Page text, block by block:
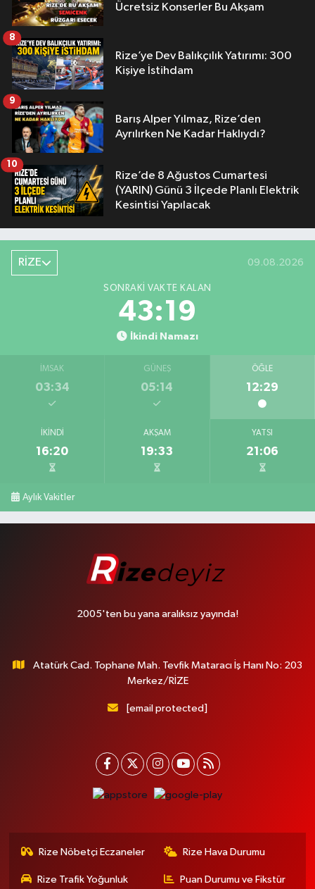
Ücretsiz Konserler Bu Akşam
Rize’ye Dev Balıkçılık Yatırımı: 300
Kişiye İstihdam
8
Barış Alper Yılmaz, Rize’den
Ayrılırken Ne Kadar Haklıydı?
9
Rize’de 8 Ağustos Cumartesi
(YARIN) Günü 3 İlçede Planlı Elektrik
Kesintisi Yapılacak
10
RİZE 09.08.2026
SONRAKI VAKTE KALAN
43:19
İkindi Namazı
İMSAK
03:34
GÜNEŞ
05:14
ÖĞLE
12:29
İKINDI
16:20
AKŞAM
19:33
YATSI
21:06
Aylık Vakitler
2005'ten bu yana aralıksız yayında!
Atatürk Cad. Tophane Mah. Tevfik Mataracı İş Hanı No: 203
Merkez/RİZE
[email protected]
Rize Nöbetçi Eczaneler Rize Hava Durumu
Rize Trafik Yoğunluk Puan Durumu ve Fikstür